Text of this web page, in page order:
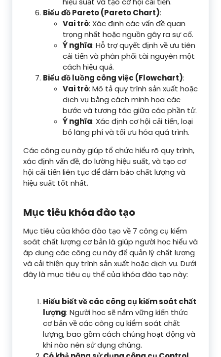
Biểu đồ Pareto (Pareto Chart):
Vai trò: Xác định các vấn đề quan
trọng nhất hoặc nguồn gây ra sự cố.
Ý nghĩa: Hỗ trợ quyết định về ưu tiên
cải tiến và phân phối tài nguyên một
cách hiệu quả.
Biểu đồ luồng công việc (Flowchart):
Vai trò: Mô tả quy trình sản xuất hoặc
dịch vụ bằng cách minh họa các
bước và tương tác giữa các phần tử.
Ý nghĩa: Xác định cơ hội cải tiến, loại
bỏ lãng phí và tối ưu hóa quá trình.
Các công cụ này giúp tổ chức hiểu rõ quy trình,
xác định vấn đề, đo lường hiệu suất, và tạo cơ
hội cải tiến liên tục để đảm bảo chất lượng và
hiệu suất tốt nhất.
Mục tiêu khóa đào tạo
Mục tiêu của khóa đào tạo về 7 công cụ kiểm
soát chất lượng cơ bản là giúp người học hiểu và
áp dụng các công cụ này để quản lý chất lượng
và cải thiện quy trình sản xuất hoặc dịch vụ. Dưới
đây là mục tiêu cụ thể của khóa đào tạo này:
Hiểu biết về các công cụ kiểm soát chất
lượng: Người học sẽ nắm vững kiến thức
cơ bản về các công cụ kiểm soát chất
lượng, bao gồm cách chúng hoạt động và
khi nào nên sử dụng chúng.